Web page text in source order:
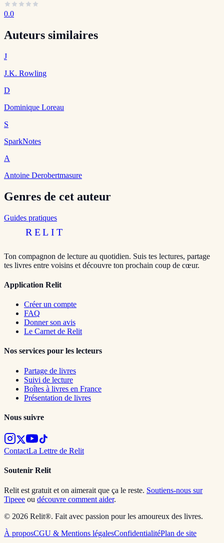
0.0
Auteurs similaires
J
J.K. Rowling
D
Dominique Loreau
S
SparkNotes
A
Antoine Derobertmasure
Genres de cet auteur
Guides pratiques
RELIT
Ton compagnon de lecture au quotidien. Suis tes lectures, partage
tes livres entre voisins et découvre ton prochain coup de cœur.
Application Relit
Créer un compte
FAQ
Donner son avis
Le Carnet de Relit
Nos services pour les lecteurs
Partage de livres
Suivi de lecture
Boîtes à livres en France
Présentation de livres
Nous suivre
ContactLa Lettre de Relit
Soutenir Relit
Relit est gratuit et on aimerait que ça le reste. Soutiens-nous sur
Tipeee ou découvre comment aider.
© 2026 Relit®. Fait avec passion pour les amoureux des livres.
À proposCGU & Mentions légalesConfidentialitéPlan de site